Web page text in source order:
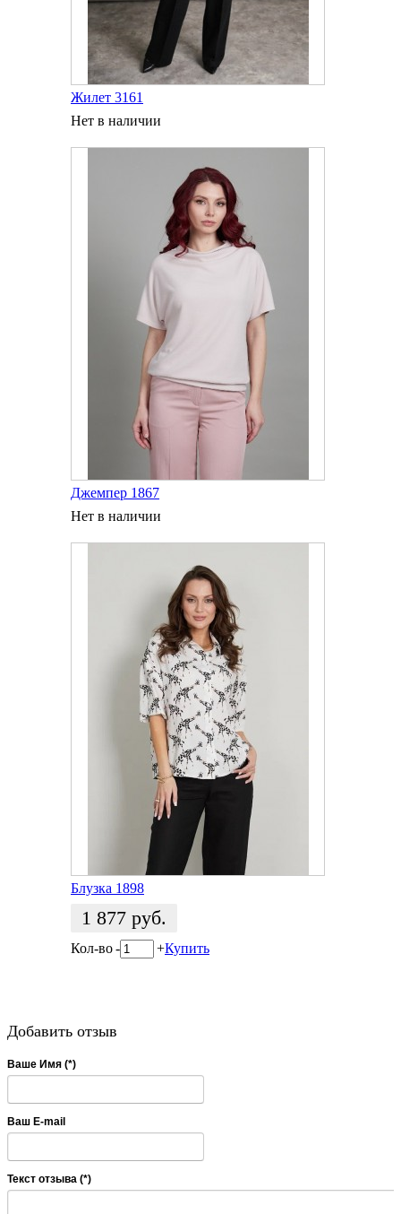
Жилет 3161
Нет в наличии
Джемпер 1867
Нет в наличии
Блузка 1898
1 877 руб.
Кол-во- +Купить
Добавить отзыв
Ваше Имя (*)
Ваш E-mail
Текст отзыва (*)